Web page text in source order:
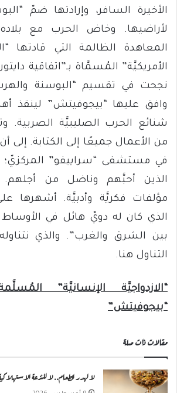
الأخيرة السافر، وإرادتها ضمّ
لأراضيها. وخاض الحرب مع
المعاهدة الظالمة التي قادتها
الأمريكيَّة” المُسمَّاة بـ”اتفاقية
نجحت في تقسيم “البوسنة
وافق عليها “بيجوفيتش” لينقذ
في مستشفى “سراييفو” المركزيّ؛
الذين أحبَّهم وناضل من
مؤلفات فكريَّة وأدبيَّة. أشهرها
الذي كان له دويّ هائل في الأوساط
بين الشرق والغرب”. والذي
التناول هنا.
“الازدواجيَّة الإنسانيَّة”
“بيجوفيتش”
مقالات ذات صلة
لا لهدر الطعام.. لا للنزعة